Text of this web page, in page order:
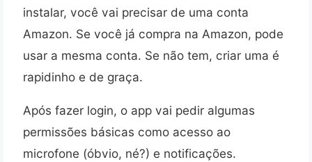
instalar, você vai precisar de uma conta
Amazon. Se você já compra na Amazon, pode
usar a mesma conta. Se não tem, criar uma é
rapidinho e de graça.
Após fazer login, o app vai pedir algumas
permissões básicas como acesso ao
microfone (óbvio, né?) e notificações.